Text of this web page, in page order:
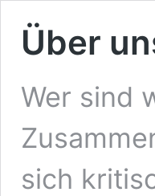
Über
Wer sind
sich